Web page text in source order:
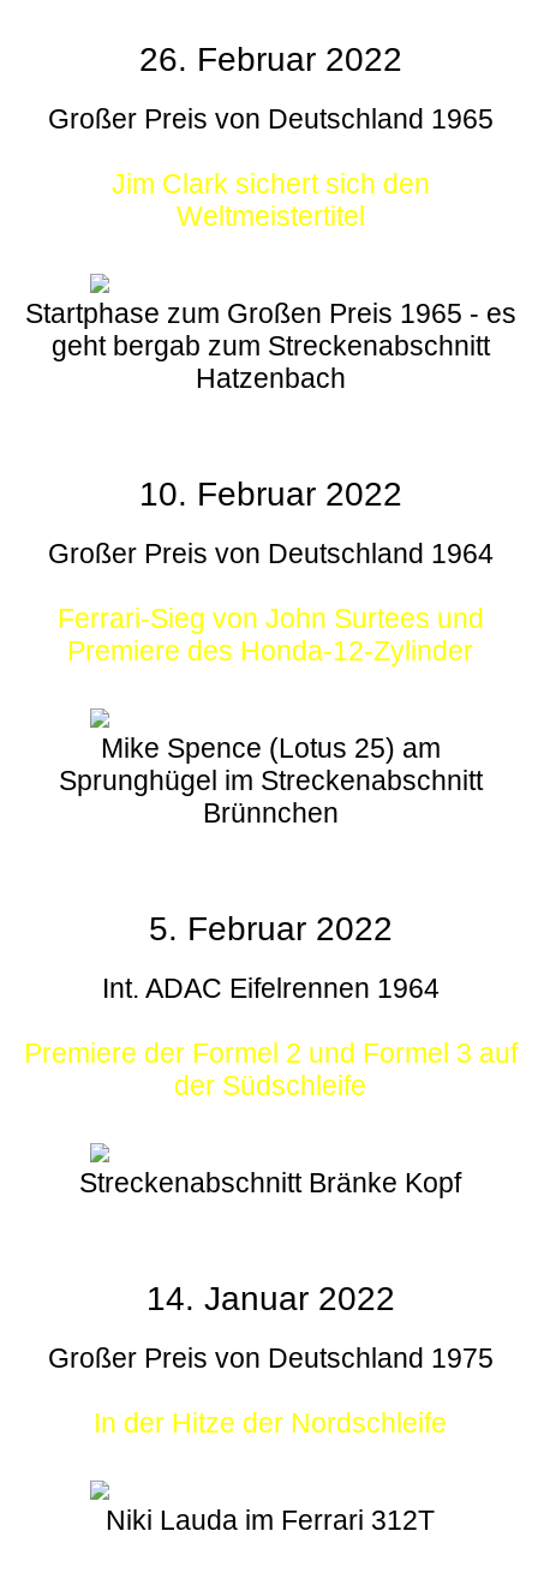
26. Februar 2022
Großer Preis von Deutschland 1965
Jim Clark sichert sich den
Weltmeistertitel
Startphase zum Großen Preis 1965 - es
geht bergab zum Streckenabschnitt
Hatzenbach
10. Februar 2022
Großer Preis von Deutschland 1964
Ferrari-Sieg von John Surtees und
Premiere des Honda-12-Zylinder
Mike Spence (Lotus 25) am
Sprunghügel im Streckenabschnitt
Brünnchen
5. Februar 2022
Int. ADAC Eifelrennen 1964
Premiere der Formel 2 und Formel 3 auf
der Südschleife
Streckenabschnitt Bränke Kopf
14. Januar 2022
Großer Preis von Deutschland 1975
In der Hitze der Nordschleife
Niki Lauda im Ferrari 312T